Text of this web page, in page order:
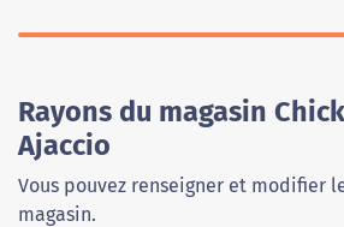
Rayons du magasin
Ajaccio
Vous pouvez renseigner et modifier
magasin.